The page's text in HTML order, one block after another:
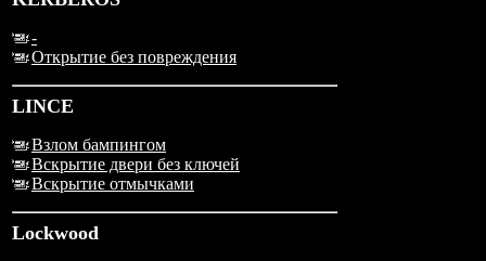
-
Открытие без повреждения
LINCE
Взлом бампингом
Вскрытие двери без ключей
Вскрытие отмычками
Lockwood